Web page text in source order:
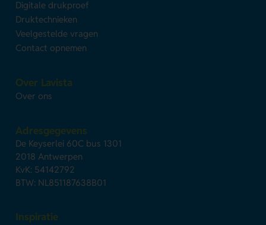
Digitale drukproef
Druktechnieken
Veelgestelde vragen
Contact opnemen
Over Lavista
Over ons
Adresgegevens
De Keyserlei 60C bus 1301
2018 Antwerpen
KvK: 54142792
BTW: NL851187638B01
Inspiratie